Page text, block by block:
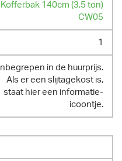
Kofferbak 140cm (3,5 ton)
CW05
1
Inbegrepen in de huurprijs.
Als er een slijtagekost is,
staat hier een informatie-
icoontje.